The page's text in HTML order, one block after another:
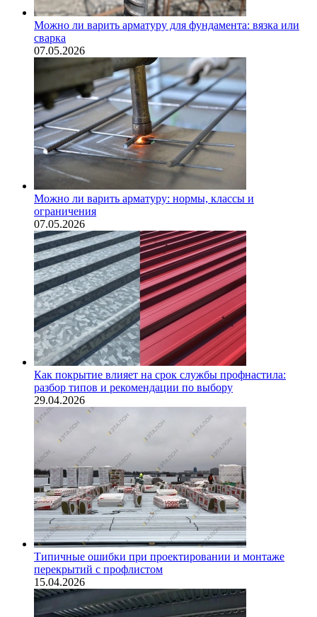
Можно ли варить арматуру для фундамента: вязка или
сварка
07.05.2026
Можно ли варить арматуру: нормы, классы и
ограничения
07.05.2026
Как покрытие влияет на срок службы профнастила:
разбор типов и рекомендации по выбору
29.04.2026
Типичные ошибки при проектировании и монтаже
перекрытий с профлистом
15.04.2026